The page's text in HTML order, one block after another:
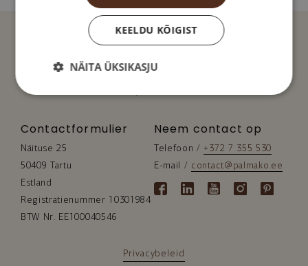
Contactformulier
Näituse 25
50409 Tartu
Estland
Registratienummer 10301984
BTW Nr. EE100040546
Neem contact op
Telefoon / +372 7 355 530
E-mail / contact@palmako.ee
Privacybeleid
KEELDU KÕIGIST
NÄITA ÜKSIKASJU